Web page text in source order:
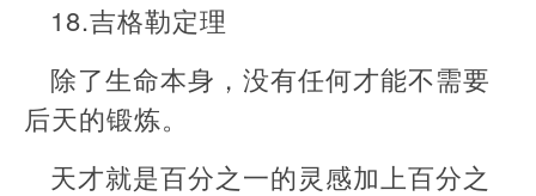
18.吉格勒定理
除了生命本身，没有任何才能不需要
后天的锻炼。
天才就是百分之一的灵感加上百分之